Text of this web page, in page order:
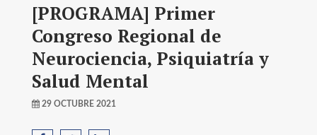
[PROGRAMA] Primer
Congreso Regional de
Neurociencia, Psiquiatría y
Salud Mental
29 OCTUBRE 2021